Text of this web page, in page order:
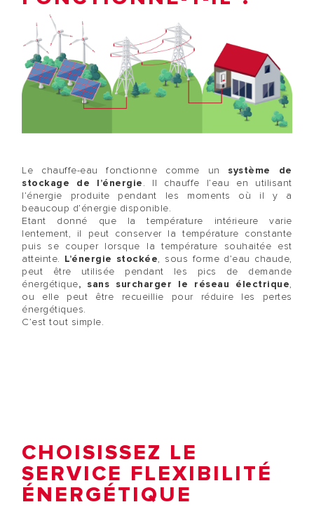
Le chauffe-eau fonctionne comme un système de
stockage de l’énergie. Il chauffe l’eau en utilisant
l’énergie produite pendant les moments où il y a
beaucoup d’énergie disponible.
Etant donné que la température intérieure varie
lentement, il peut conserver la température constante
puis se couper lorsque la température souhaitée est
atteinte. L’énergie stockée, sous forme d’eau chaude,
peut être utilisée pendant les pics de demande
énergétique, sans surcharger le réseau électrique,
ou elle peut être recueillie pour réduire les pertes
énergétiques.
C’est tout simple.
CHOISISSEZ LE
SERVICE FLEXIBILITÉ
ÉNERGÉTIQUE